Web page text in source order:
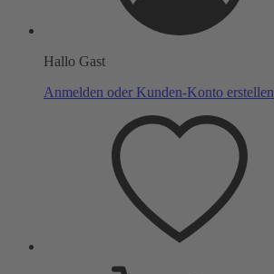
Hallo Gast
Anmelden oder Kunden-Konto erstellen